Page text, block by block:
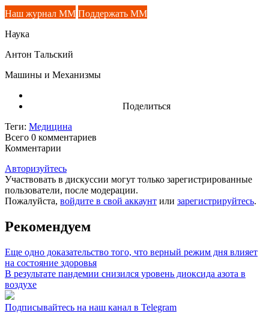
Наш журнал ММ Поддержать ММ
Наука
Антон Тальский
Машины и Механизмы
Поделиться
Теги: Медицина
Всего 0 комментариев
Комментарии
Авторизуйтесь
Участвовать в дискуссии могут только зарегистрированные
пользователи, после модерации.
Пожалуйста, войдите в свой аккаунт или зарегистрируйтесь.
Рекомендуем
Еще одно доказательство того, что верный режим дня влияет
на состояние здоровья
В результате пандемии снизился уровень диоксида азота в
воздухе
Подписывайтесь на наш канал в Telegram